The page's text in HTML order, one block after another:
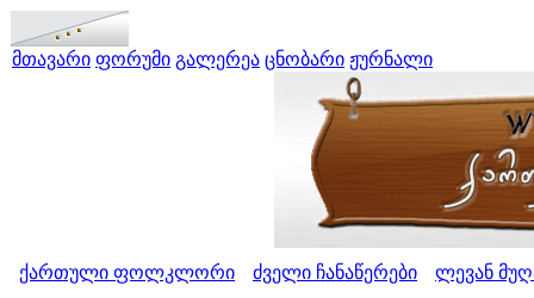
მთავარი ფორუმი გალერეა ცნობარი ჟურნალი
ქართული ფოლკლორი ძველი ჩანაწერები ლევან